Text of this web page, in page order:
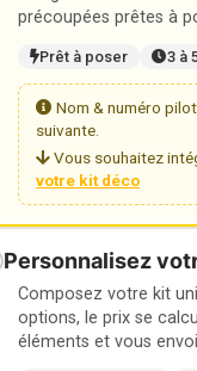
précoupées prêtes à
Prêt à poser 3 à
Nom & numéro
suivante.
Vous souhaitez
votre kit déco
Personnalisez
Composez votre kit
options, le prix se
éléments et vous